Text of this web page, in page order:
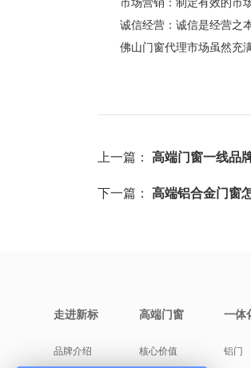
诚信经营：诚信是经营之本
佛山门窗代理市场虽然充满
上一篇： 高端门窗一线品
下一篇： 高端铝合金门窗
走进新标
品牌介绍
高端门窗
核心价值
一体
铝门